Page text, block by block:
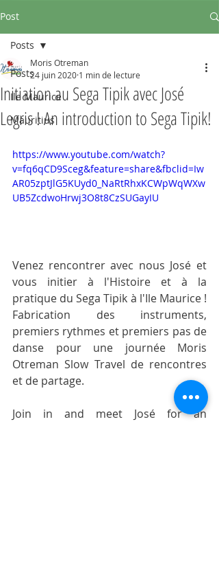
Post
Posts
Ile Maurice
Mauritius
Posts
Initiation au Sega Tipik avec José
Legris ! An introduction to Sega Tipik!
Moris Otreman
24 juin 2020 1 min de lecture
https://www.youtube.com/watch?
v=fq6qCD9Sceg&feature=share&fbclid=Iw
AR05zptJlG5KUyd0_NaRtRhxKCWpWqWXw
UB5ZcdwoHrwj3O8t8CzSUGayIU
Venez rencontrer avec nous José et
vous initier à l'Histoire et à la
pratique du Sega Tipik à l'Ile Maurice !
Fabrication des instruments,
premiers rythmes et premiers pas de
danse pour une journée Moris
Otreman Slow Travel de rencontres
et de partage.
Join in and meet José for an